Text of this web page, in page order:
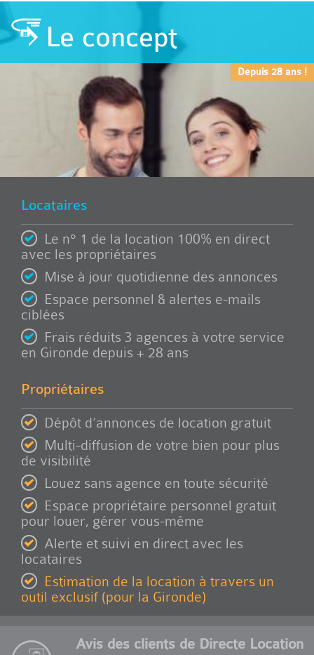
Le concept
Depuis 28 ans !
Locataires
Le n° 1 de la location 100% en direct
avec les propriétaires
Mise à jour quotidienne des annonces
Espace personnel & alertes e-mails
ciblées
Frais réduits 3 agences à votre service
en Gironde depuis + 28 ans
Propriétaires
Dépôt d’annonces de location gratuit
Multi-diffusion de votre bien pour plus
de visibilité
Louez sans agence en toute sécurité
Espace propriétaire personnel gratuit
pour louer, gérer vous-même
Alerte et suivi en direct avec les
locataires
Estimation de la location à travers un
outil exclusif (pour la Gironde)
Avis des clients de Directe Location